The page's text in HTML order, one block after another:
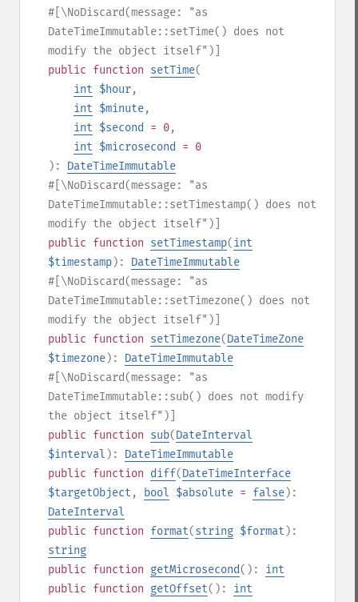
#[\NoDiscard(message: "as
DateTimeImmutable::setTime() does not
modify the object itself")]
public function setTime(
int $hour,
int $minute,
int $second = 0,
int $microsecond
= 0
): DateTimeImmutable
#[\NoDiscard(message: "as
DateTimeImmutable::setTimestamp() does not
modify the object itself")]
public function setTimestamp(int
$timestamp): DateTimeImmutable
#[\NoDiscard(message: "as
DateTimeImmutable::setTimezone() does not
modify the object itself")]
public function setTimezone(DateTimeZone
$timezone): DateTimeImmutable
#[\NoDiscard(message: "as
DateTimeImmutable::sub() does not modify
the object itself")]
public function sub(DateInterval
$interval ): DateTimeImmutable
public function diff(DateTimeInterface
$targetObject , bool $absolute = false):
DateInterval
public function format(string $format ):
string
public function getMicrosecond(): int
public function getOffset(): int